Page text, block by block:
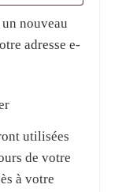
nouveau
adresse e-
utilisées
de votre
à votre